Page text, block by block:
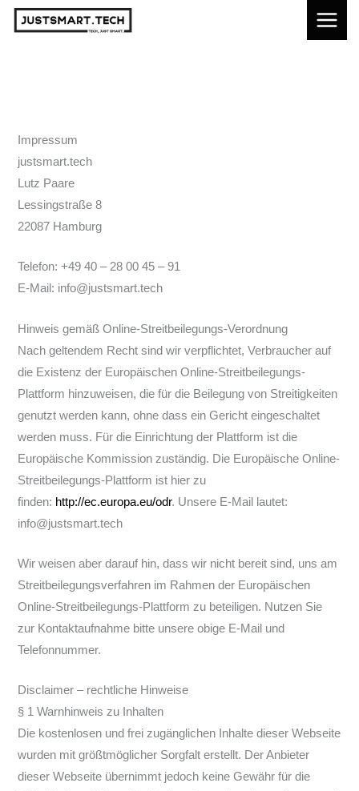
Skip
Impressum
justsmart.tech
Lutz Paare
Lessingstraße 8
22087 Hamburg
Telefon: +49 40 – 28 00 45 – 91
E-Mail: info@justsmart.tech
Hinweis gemäß Online-Streitbeilegungs-Verordnung
Nach geltendem Recht sind wir verpflichtet, Verbraucher auf
die Existenz der Europäischen Online-Streitbeilegungs-
Plattform hinzuweisen, die für die Beilegung von Streitigkeiten
genutzt werden kann, ohne dass ein Gericht eingeschaltet
werden muss. Für die Einrichtung der Plattform ist die
Europäische Kommission zuständig. Die Europäische Online-
Streitbeilegungs-Plattform ist hier zu
finden: http://ec.europa.eu/odr. Unsere E-Mail lautet:
info@justsmart.tech
Wir weisen aber darauf hin, dass wir nicht bereit sind, uns am
Streitbeilegungsverfahren im Rahmen der Europäischen
Online-Streitbeilegungs-Plattform zu beteiligen. Nutzen Sie
zur Kontaktaufnahme bitte unsere obige E-Mail und
Telefonnummer.
Disclaimer – rechtliche Hinweise
§ 1 Warnhinweis zu Inhalten
Die kostenlosen und frei zugänglichen Inhalte dieser Webseite
wurden mit größtmöglicher Sorgfalt erstellt. Der Anbieter
dieser Webseite übernimmt jedoch keine Gewähr für die